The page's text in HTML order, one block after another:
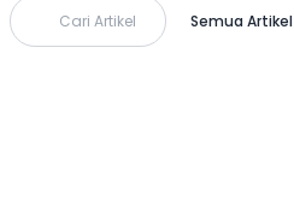
Cari Artikel Semua Artikel